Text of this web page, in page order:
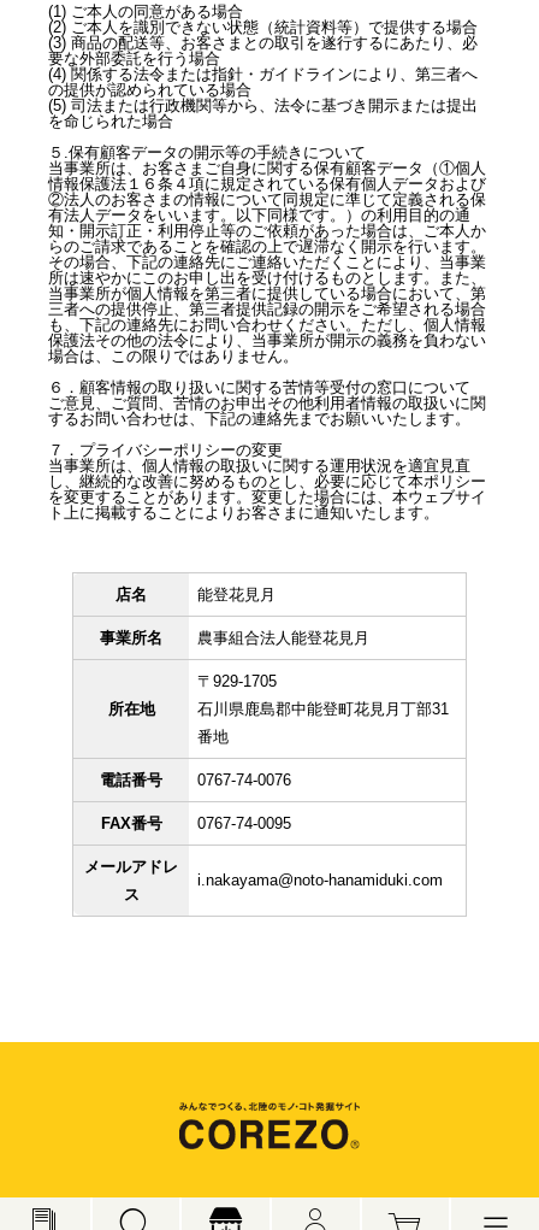
(1) ご本人の同意がある場合
(2) ご本人を識別できない状態（統計資料等）で提供する場合
(3) 商品の配送等、お客さまとの取引を遂行するにあたり、必
要な外部委託を行う場合
(4) 関係する法令または指針・ガイドラインにより、第三者へ
の提供が認められている場合
(5) 司法または行政機関等から、法令に基づき開示または提出
を命じられた場合
５.保有顧客データの開示等の手続きについて
当事業所は、お客さまご自身に関する保有顧客データ（①個人
情報保護法１６条４項に規定されている保有個人データおよび
②法人のお客さまの情報について同規定に準じて定義される保
有法人データをいいます。以下同様です。）の利用目的の通
知・開示訂正・利用停止等のご依頼があった場合は、ご本人か
らのご請求であることを確認の上で遅滞なく開示を行います。
その場合、下記の連絡先にご連絡いただくことにより、当事業
所は速やかにこのお申し出を受け付けるものとします。また、
当事業所が個人情報を第三者に提供している場合において、第
三者への提供停止、第三者提供記録の開示をご希望される場合
も、下記の連絡先にお問い合わせください。ただし、個人情報
保護法その他の法令により、当事業所が開示の義務を負わない
場合は、この限りではありません。
６．顧客情報の取り扱いに関する苦情等受付の窓口について
ご意見、ご質問、苦情のお申出その他利用者情報の取扱いに関
するお問い合わせは、下記の連絡先までお願いいたします。
７．プライバシーポリシーの変更
当事業所は、個人情報の取扱いに関する運用状況を適宜見直
し、継続的な改善に努めるものとし、必要に応じて本ポリシー
を変更することがあります。変更した場合には、本ウェブサイ
ト上に掲載することによりお客さまに通知いたします。
店名 能登花見月
事業所名 農事組合法人能登花見月
所在地
〒929-1705
石川県鹿島郡中能登町花見月丁部31
番地
電話番号 0767-74-0076
FAX番号 0767-74-0095
メールアドレ
ス
i.nakayama@noto-hanamiduki.com